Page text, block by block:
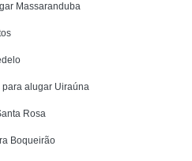
Massaranduba
alugar Uiraúna
Rosa
Boqueirão